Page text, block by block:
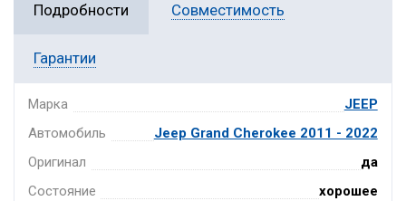
Подробности Совместимость
Гарантии
Марка
JEEP
Автомобиль
Jeep Grand Cherokee 2011 - 2022
Оригинал
да
Состояние
хорошее